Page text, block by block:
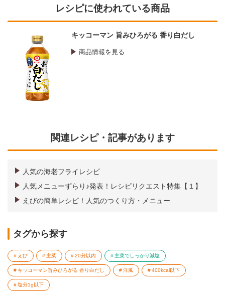
レシピに使われている商品
キッコーマン 旨みひろがる 香り白だし
商品情報を見る
関連レシピ・記事があります
人気の海老フライレシピ
人気メニューずらり♪発表！レシピリクエスト特集【１】
えびの簡単レシピ！人気のつくり方・メニュー
タグから探す
えび 主菜 20分以内 主菜でしっかり減塩
キッコーマン旨みひろがる 香り白だし 洋風 400kcal以下
塩分1g以下